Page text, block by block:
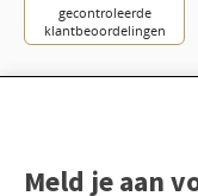
Meld je aan